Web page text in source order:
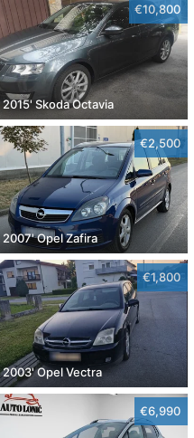
€10,800
2015' Skoda Octavia
€2,500
2007' Opel Zafira
€1,800
2003' Opel Vectra
€6,990